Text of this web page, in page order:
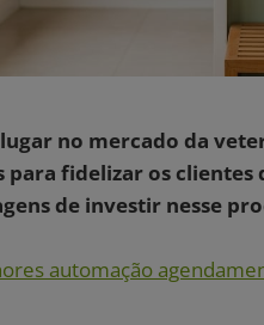
no mercado da
para fidelizar os
de investir nesse
automação